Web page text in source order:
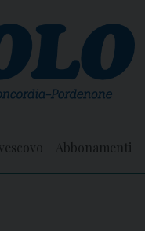
Abbonamenti